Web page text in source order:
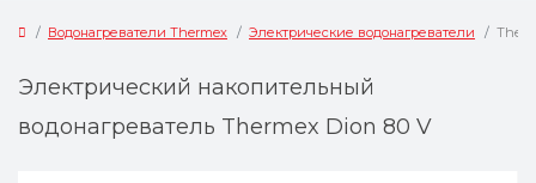
Водонагреватели Thermex Электрические водонагреватели
Электрический накопительный
водонагреватель Thermex Dion 80 V